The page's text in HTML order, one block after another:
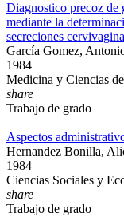
Diagnostico precoz de
mediante la
secreciones
García Gomez,
1984
Medicina y Ciencias
share
Trabajo de grado
Aspectos
Hernandez Bonilla,
1984
Ciencias Sociales y
share
Trabajo de grado